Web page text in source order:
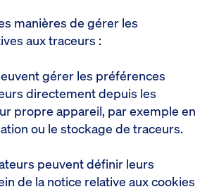
manières de gérer les
aux traceurs :
gérer les préférences
directement depuis les
propre appareil, par exemple en
ou le stockage de traceurs.
peuvent définir leurs
de la notice relative aux cookies